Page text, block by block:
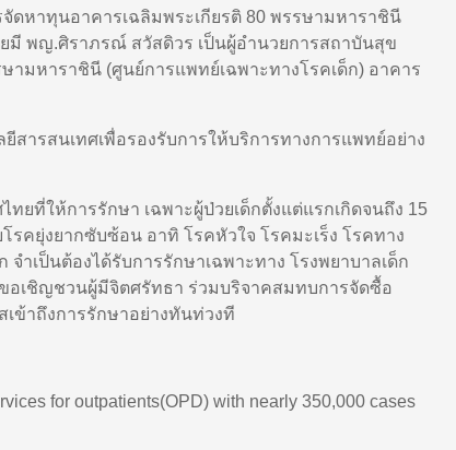
ดหาทุนอาคารเฉลิมพระเกียรติ 80 พรรษามหาราชินี
ยมี พญ.ศิราภรณ์ สวัสดิวร เป็นผู้อำนวยการสถาบันสุข
ามหาราชินี (ศูนย์การแพทย์เฉพาะทางโรคเด็ก) อาคาร
ารสนเทศเพื่อรองรับการให้บริการทางการแพทย์อย่าง
ยที่ให้การรักษา เฉพาะผู้ป่วยเด็กตั้งแต่แรกเกิดจนถึง 15
รคยุ่งยากซับซ้อน อาทิ โรคหัวใจ โรคมะเร็ง โรคทาง
เป็นต้องได้รับการรักษาเฉพาะทาง โรงพยาบาลเด็ก
อเชิญชวนผู้มีจิตศรัทธา ร่วมบริจาคสมทบการจัดซื้อ
ข้าถึงการรักษาอย่างทันท่วงที
for outpatients(OPD) with nearly 350,000 cases